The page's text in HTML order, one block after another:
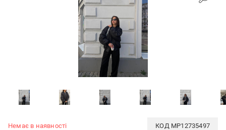
Немає в наявності КОД MP12735497